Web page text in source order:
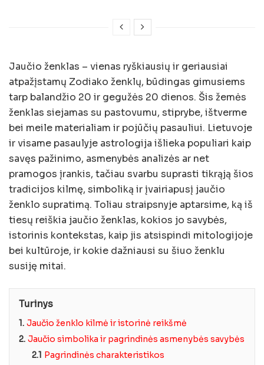
Jaučio ženklas – vienas ryškiausių ir geriausiai
atpažįstamų Zodiako ženklų, būdingas gimusiems
tarp balandžio 20 ir gegužės 20 dienos. Šis žemės
ženklas siejamas su pastovumu, stiprybe, ištverme
bei meile materialiam ir pojūčių pasauliui. Lietuvoje
ir visame pasaulyje astrologija išlieka populiari kaip
savęs pažinimo, asmenybės analizės ar net
pramogos įrankis, tačiau svarbu suprasti tikrąją šios
tradicijos kilmę, simboliką ir įvairiapusį jaučio
ženklo supratimą. Toliau straipsnyje aptarsime, ką iš
tiesų reiškia jaučio ženklas, kokios jo savybės,
istorinis kontekstas, kaip jis atsispindi mitologijoje
bei kultūroje, ir kokie dažniausi su šiuo ženklu
susiję mitai.
Turinys
1. Jaučio ženklo kilmė ir istorinė reikšmė
2. Jaučio simbolika ir pagrindinės asmenybės savybės
2.1 Pagrindinės charakteristikos